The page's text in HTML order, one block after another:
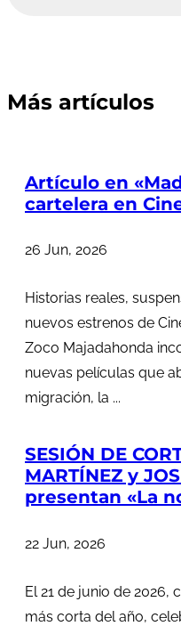
Más artículos
Artículo en
cartelera en
26 Jun, 2026
Historias reales,
nuevos estrenos de
Zoco Majadahonda
nuevas películas que
migración, la ...
SESIÓN DE
MARTÍNEZ y
presentan «La
22 Jun, 2026
El 21 de junio de 2026,
más corta del año,